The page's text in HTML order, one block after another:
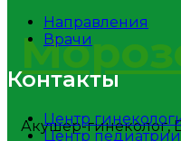
Акушер-гинеколог,
Направления
Врачи
Контакты
Центр
Центр